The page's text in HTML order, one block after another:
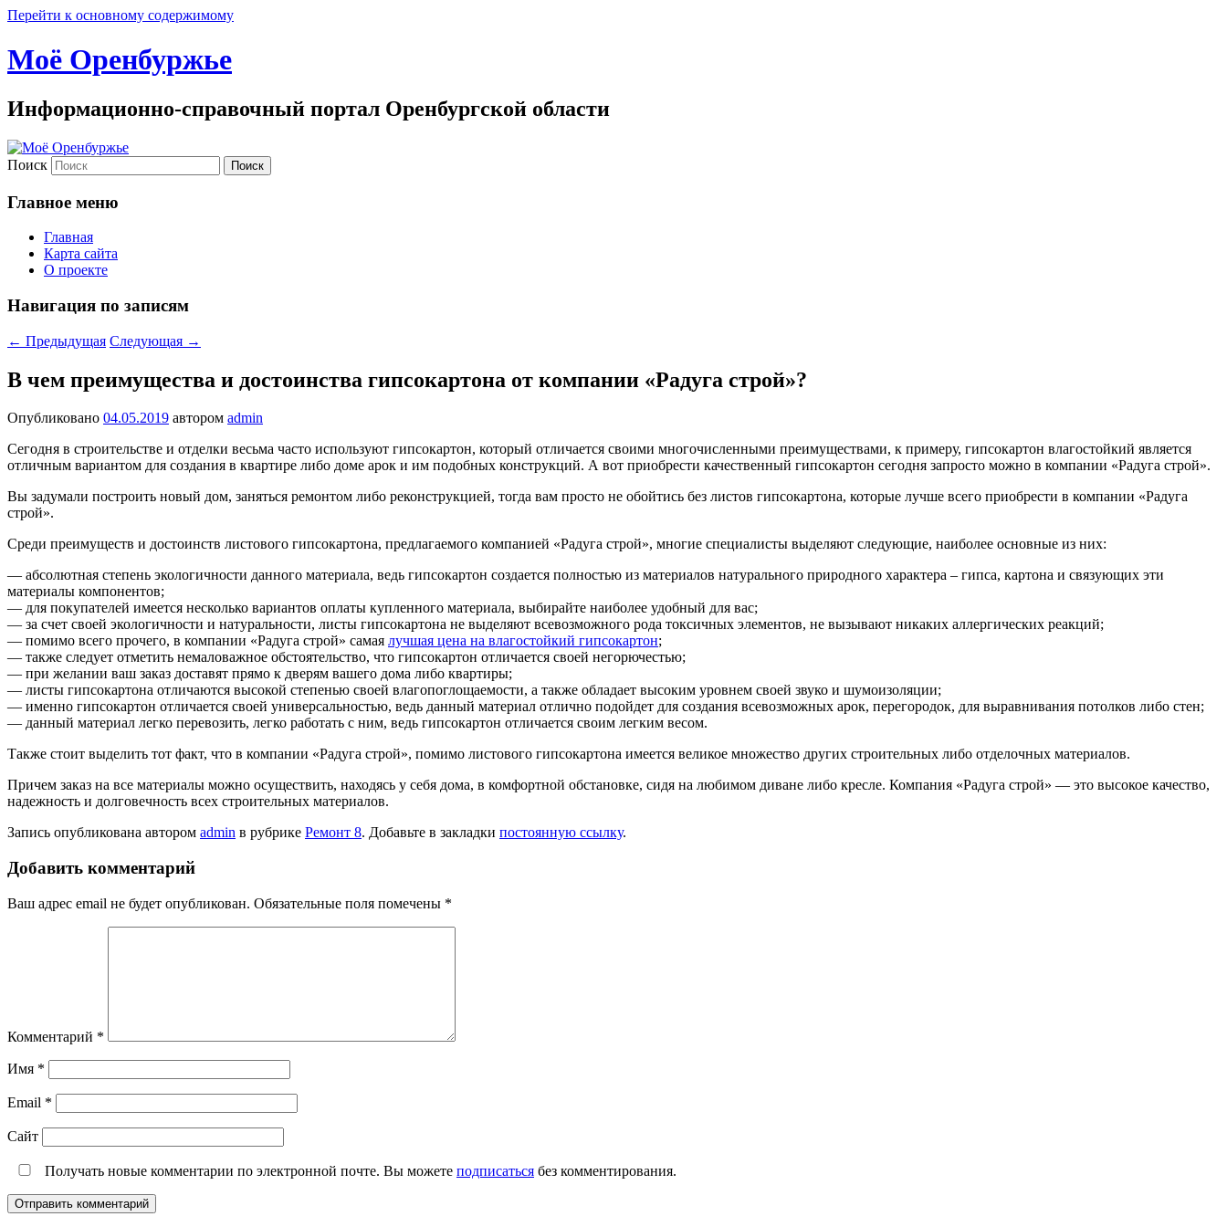
Перейти к основному содержимому
Моё Оренбуржье
Информационно-справочный портал Оренбургской области
Поиск
Главное меню
Главная
Карта сайта
О проекте
Навигация по записям
← Предыдущая Следующая →
В чем преимущества и достоинства гипсокартона от компании «Радуга строй»?
Опубликовано 04.05.2019 автором admin
Сегодня в строительстве и отделки весьма часто используют гипсокартон, который отличается своими многочисленными преимуществами, к примеру, гипсокартон влагостойкий является
отличным вариантом для создания в квартире либо доме арок и им подобных конструкций. А вот приобрести качественный гипсокартон сегодня запросто можно в компании «Радуга строй».
Вы задумали построить новый дом, заняться ремонтом либо реконструкцией, тогда вам просто не обойтись без листов гипсокартона, которые лучше всего приобрести в компании «Радуга
строй».
Среди преимуществ и достоинств листового гипсокартона, предлагаемого компанией «Радуга строй», многие специалисты выделяют следующие, наиболее основные из них:
— абсолютная степень экологичности данного материала, ведь гипсокартон создается полностью из материалов натурального природного характера – гипса, картона и связующих эти
материалы компонентов;
— для покупателей имеется несколько вариантов оплаты купленного материала, выбирайте наиболее удобный для вас;
— за счет своей экологичности и натуральности, листы гипсокартона не выделяют всевозможного рода токсичных элементов, не вызывают никаких аллергических реакций;
— помимо всего прочего, в компании «Радуга строй» самая лучшая цена на влагостойкий гипсокартон;
— также следует отметить немаловажное обстоятельство, что гипсокартон отличается своей негорючестью;
— при желании ваш заказ доставят прямо к дверям вашего дома либо квартиры;
— листы гипсокартона отличаются высокой степенью своей влагопоглощаемости, а также обладает высоким уровнем своей звуко и шумоизоляции;
— именно гипсокартон отличается своей универсальностью, ведь данный материал отлично подойдет для создания всевозможных арок, перегородок, для выравнивания потолков либо стен;
— данный материал легко перевозить, легко работать с ним, ведь гипсокартон отличается своим легким весом.
Также стоит выделить тот факт, что в компании «Радуга строй», помимо листового гипсокартона имеется великое множество других строительных либо отделочных материалов.
Причем заказ на все материалы можно осуществить, находясь у себя дома, в комфортной обстановке, сидя на любимом диване либо кресле. Компания «Радуга строй» — это высокое качество,
надежность и долговечность всех строительных материалов.
Запись опубликована автором admin в рубрике Ремонт 8. Добавьте в закладки постоянную ссылку.
Добавить комментарий
Ваш адрес email не будет опубликован. Обязательные поля помечены *
Комментарий *
Имя *
Email *
Сайт
Получать новые комментарии по электронной почте. Вы можете подписаться без комментирования.